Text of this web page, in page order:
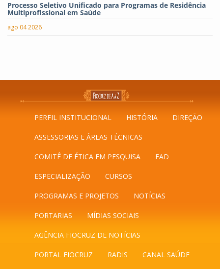
Processo Seletivo Unificado para Programas de Residência
Multiprofissional em Saúde
ago 04 2026
PERFIL INSTITUCIONAL HISTÓRIA DIREÇÃO
ASSESSORIAS E ÁREAS TÉCNICAS
COMITÊ DE ÉTICA EM PESQUISA EAD
ESPECIALIZAÇÃO CURSOS
PROGRAMAS E PROJETOS NOTÍCIAS
PORTARIAS MÍDIAS SOCIAIS
AGÊNCIA FIOCRUZ DE NOTÍCIAS
PORTAL FIOCRUZ RADIS CANAL SAÚDE